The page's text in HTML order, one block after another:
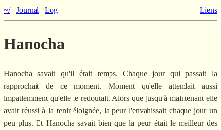
~/ Journal Log Liens
Hanocha
Hanocha savait qu'il était temps. Chaque jour qui passait la
rapprochait de ce moment. Moment qu'elle attendait aussi
impatiemment qu'elle le redoutait. Alors que jusqu'à maintenant elle
avait réussi à la tenir éloignée, la peur l'envahissait chaque jour un
peu plus. Et Hanocha savait bien que la peur était le meilleur des